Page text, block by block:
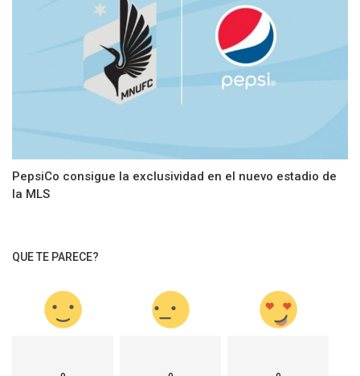
PepsiCo consigue la exclusividad en el nuevo estadio de
la MLS
QUE TE PARECE?